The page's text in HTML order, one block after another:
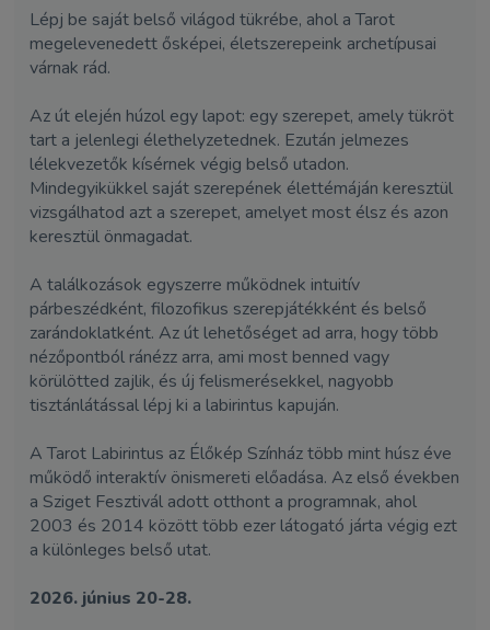
Lépj be saját belső világod tükrébe, ahol a Tarot
megelevenedett ősképei, életszerepeink archetípusai
várnak rád.
Az út elején húzol egy lapot: egy szerepet, amely tükröt
tart a jelenlegi élethelyzetednek. Ezután jelmezes
lélekvezetők kísérnek végig belső utadon.
Mindegyikükkel saját szerepének élettémáján keresztül
vizsgálhatod azt a szerepet, amelyet most élsz és azon
keresztül önmagadat.
A találkozások egyszerre működnek intuitív
párbeszédként, filozofikus szerepjátékként és belső
zarándoklatként. Az út lehetőséget ad arra, hogy több
nézőpontból ránézz arra, ami most benned vagy
körülötted zajlik, és új felismerésekkel, nagyobb
tisztánlátással lépj ki a labirintus kapuján.
A Tarot Labirintus az Élőkép Színház több mint húsz éve
működő interaktív önismereti előadása. Az első években
a Sziget Fesztivál adott otthont a programnak, ahol
2003 és 2014 között több ezer látogató járta végig ezt
a különleges belső utat.
2026. június 20-28.